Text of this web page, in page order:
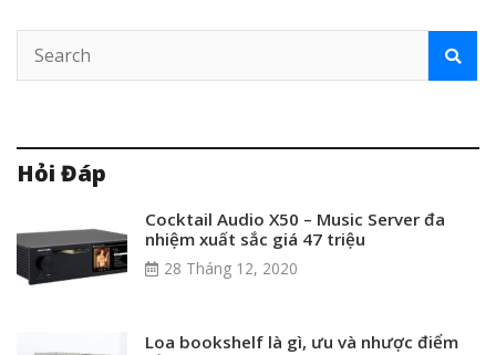
Hỏi Đáp
Cocktail Audio X50 – Music Server đa
nhiệm xuất sắc giá 47 triệu
28 Tháng 12, 2020
Loa bookshelf là gì, ưu và nhược điểm